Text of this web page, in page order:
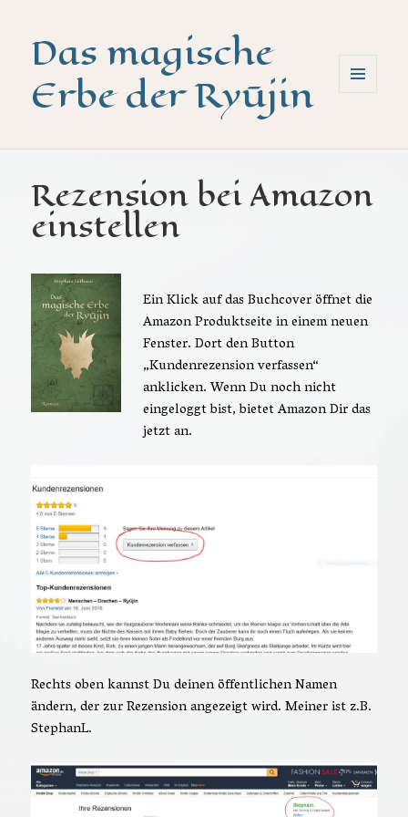
Das magische
Erbe der Ryūjin
Rezension bei Amazon
einstellen
Ein Klick auf das Buchcover öffnet die
Amazon Produktseite in einem neuen
Fenster. Dort den Button
„Kundenrezension verfassen“
anklicken. Wenn Du noch nicht
eingeloggt bist, bietet Amazon Dir das
jetzt an.
Rechts oben kannst Du deinen öffentlichen Namen
ändern, der zur Rezension angezeigt wird. Meiner ist z.B.
StephanL.